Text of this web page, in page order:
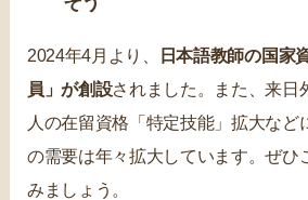
2024年4月より、
日本語教師の国家
員」が創設されました。また、来日
人の在留資格「特定技能」拡大など
の需要は年々拡大しています。ぜひ
みましょう。